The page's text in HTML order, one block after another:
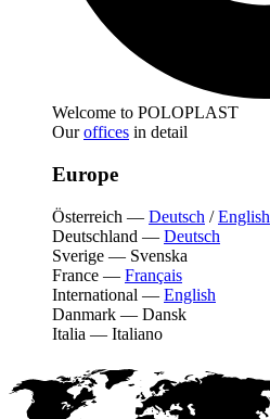
Welcome to POLOPLAST
Ouroffices in detail
Europe
Österreich — Deutsch /English
Deutschland — Deutsch
Sverige — Svenska
France — Français
International — English
Danmark — Dansk
Italia — Italiano